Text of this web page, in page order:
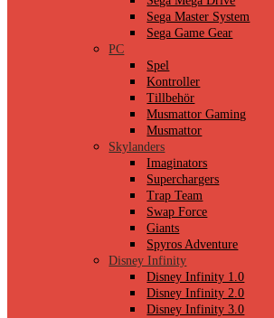
Sega Master System
Sega Game Gear
PC
Spel
Kontroller
Tillbehör
Musmattor Gaming
Musmattor
Skylanders
Imaginators
Superchargers
Trap Team
Swap Force
Giants
Spyros Adventure
Disney Infinity
Disney Infinity 1.0
Disney Infinity 2.0
Disney Infinity 3.0